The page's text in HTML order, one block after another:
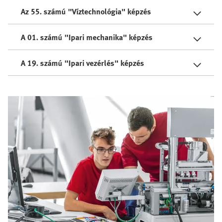
Az 55. számú "Víztechnológia" képzés
A 01. számú "Ipari mechanika" képzés
A 19. számú "Ipari vezérlés" képzés